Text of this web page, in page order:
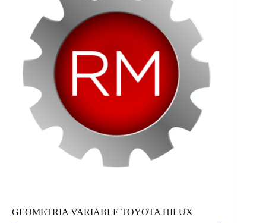
GEOMETRIA VARIABLE TOYOTA HILUX